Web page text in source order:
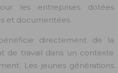
les entreprises dotées
et documentées.
directement de la
de travail dans un contexte
Les jeunes générations